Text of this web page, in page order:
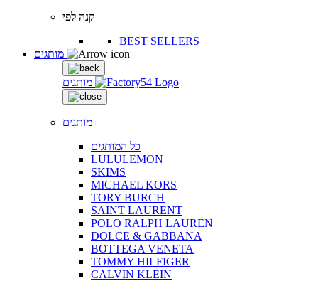
קנה לפי
BEST SELLERS
מותגים
מותגים
כל המותגים
LULULEMON
SKIMS
MICHAEL KORS
TORY BURCH
SAINT LAURENT
POLO RALPH LAUREN
DOLCE & GABBANA
BOTTEGA VENETA
TOMMY HILFIGER
CALVIN KLEIN